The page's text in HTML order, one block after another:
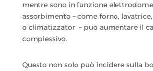
mentre sono in funzione
assorbimento – come forno,
o climatizzatori – può aumentare il
complessivo.
Questo non solo può incidere sulla